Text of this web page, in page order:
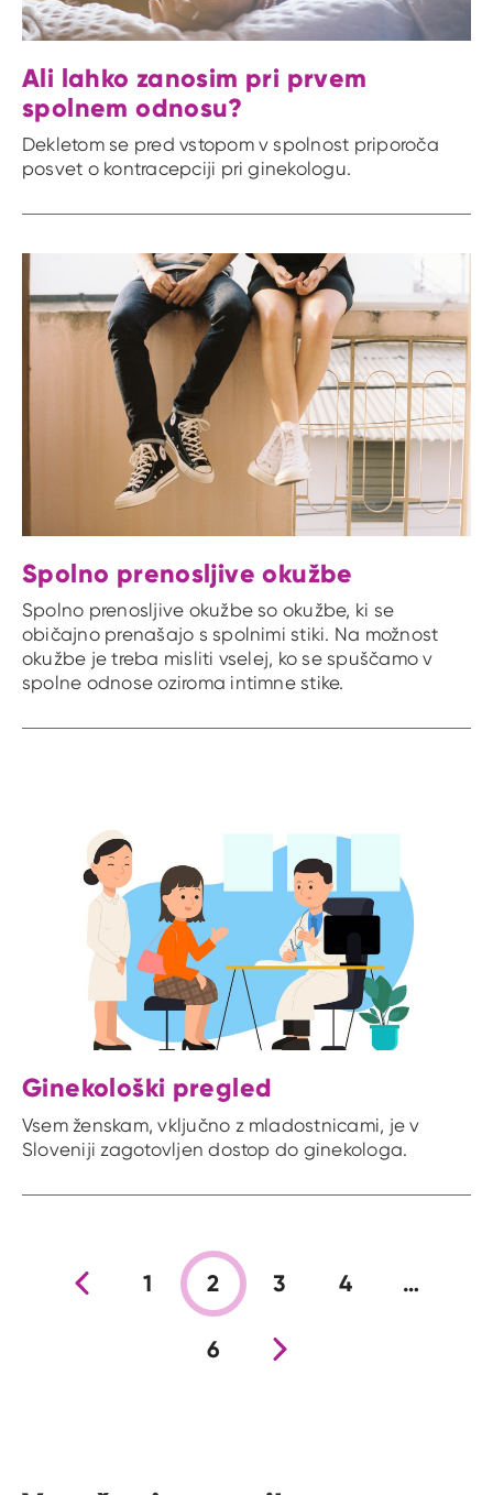
Ali lahko zanosim pri prvem
spolnem odnosu?
Dekletom se pred vstopom v spolnost priporoča
posvet o kontracepciji pri ginekologu.
Spolno prenosljive okužbe
Spolno prenosljive okužbe so okužbe, ki se
običajno prenašajo s spolnimi stiki. Na možnost
okužbe je treba misliti vselej, ko se spuščamo v
spolne odnose oziroma intimne stike.
Ginekološki pregled
Vsem ženskam, vključno z mladostnicami, je v
Sloveniji zagotovljen dostop do ginekologa.
Prejšnja stran
1 2 3 4 …
6 Nova stran